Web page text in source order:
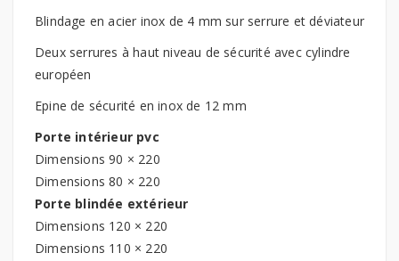
Blindage en acier inox de 4 mm sur serrure et déviateur
Deux serrures à haut niveau de sécurité avec cylindre
européen
Epine de sécurité en inox de 12 mm
Porte intérieur pvc
Dimensions 90 × 220
Dimensions 80 × 220
Porte blindée extérieur
Dimensions 120 × 220
Dimensions 110 × 220